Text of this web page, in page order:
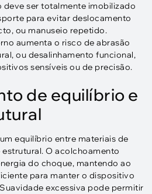
ser totalmente imobilizado
para evitar deslocamento
ou manuseio repetido.
aumenta o risco de abrasão
ou desalinhamento funcional,
sensíveis ou de precisão.
de equilíbrio e
equilíbrio entre materiais de
O acolchoamento
do choque, mantendo ao
para manter o dispositivo
excessiva pode permitir